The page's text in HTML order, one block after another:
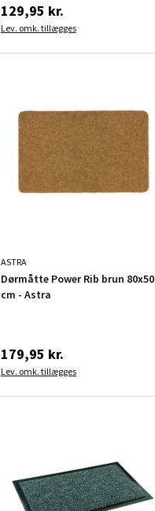
129,95 kr.
Lev. omk. tillægges
ASTRA
Dørmåtte Power Rib brun 80x50
cm - Astra
179,95 kr.
Lev. omk. tillægges